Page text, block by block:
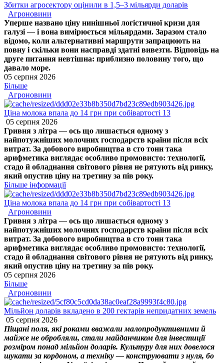
Збитки агросектору оцінили в 1,5–3 мільярди доларів
Агроновини
Уперше названо ціну нинішньої логістичної кризи для
галузі — і вона вимірюється мільярдами. Заразом стало
відомо, коли альтернативні маршрути запрацюють на
повну і скільки вони насправді здатні вивезти. Відповідь на
друге питання невтішна: приблизно половину того, що
давало море.
05 серпня 2026
Більше
Агроновини
Ціна молока впала до 14 грн при собівартості 13
05 серпня 2026
Гривня з літра — ось що лишається одному з
найпотужніших молочних господарств країни після всіх
витрат. За добового виробництва в сто тонн така
арифметика виглядає особливо промовисто: технології,
стадо й обладнання світового рівня не рятують від ринку,
який опустив ціну на третину за пів року.
Більше інформації
Ціна молока впала до 14 грн при собівартості 13
Агроновини
Гривня з літра — ось що лишається одному з
найпотужніших молочних господарств країни після всіх
витрат. За добового виробництва в сто тонн така
арифметика виглядає особливо промовисто: технології,
стадо й обладнання світового рівня не рятують від ринку,
який опустив ціну на третину за пів року.
05 серпня 2026
Більше
Агроновини
Мільйон доларів вкладено в 200 гектарів непридатних земель
05 серпня 2026
Піщані поля, які роками вважали малопродуктивними й
майже не обробляли, стали майданчиком для інвестиції
розміром понад мільйон доларів. Культуру для них довелося
шукати за кордоном, а техніку — конструювати з нуля, бо